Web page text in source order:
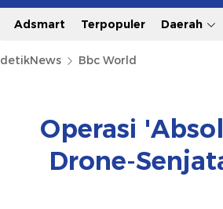
Adsmart Terpopuler Daerah
detikNews Bbc World
Operasi
Drone-